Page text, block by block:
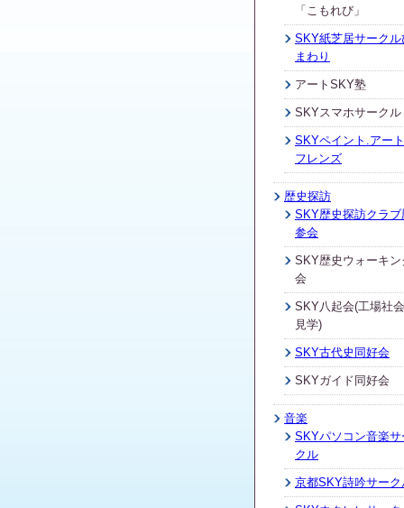
「こもれび」
SKY紙芝居サークル
まわり
アートSKY塾
SKYスマホサークル
SKYペイント.アー
フレンズ
歴史探訪
SKY歴史探訪クラブ
参会
SKY歴史ウォーキン
会
SKY八起会(工場社会
見学)
SKY古代史同好会
SKYガイド同好会
音楽
SKYパソコン音楽サ
クル
京都SKY詩吟サーク